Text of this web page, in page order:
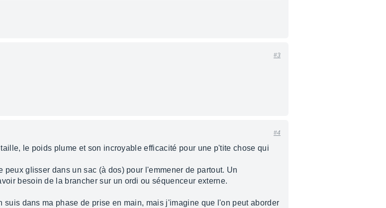
#3
#4
le poids plume et son incroyable efficacité pour une p'tite chose qui
glisser dans un sac (à dos) pour l'emmener de partout. Un
besoin de la brancher sur un ordi ou séquenceur externe.
dans ma phase de prise en main, mais j'imagine que l'on peut aborder